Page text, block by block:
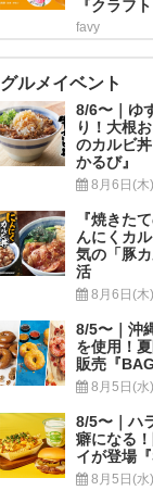
『クラフ
favy
グルメイベント
8/6〜｜ゆ
り！大根
のカルビ
かるび』
8月6日(木
『焼きた
んにくカ
気の「豚
活
8月6日(木
8/5〜｜沖
を使用！
販売『
8月5日(水
8/5〜｜ハ
癖になる
イが登場
8月5日(水